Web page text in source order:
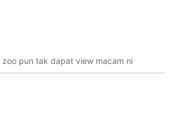
zoo pun tak dapat view macam ni